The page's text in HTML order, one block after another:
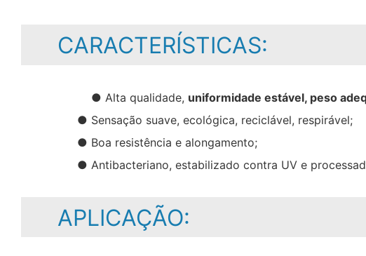
CARACTERÍSTICAS:
● Alta qualidade, uniformidade estável, peso
● Sensação suave, ecológica, reciclável, respirável;
● Boa resistência e alongamento;
● Antibacteriano, estabilizado contra UV e
APLICAÇÃO: